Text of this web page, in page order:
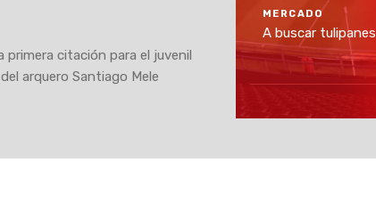
citación para el juvenil
arquero Santiago Mele
MERCADO
A buscar tulipanes